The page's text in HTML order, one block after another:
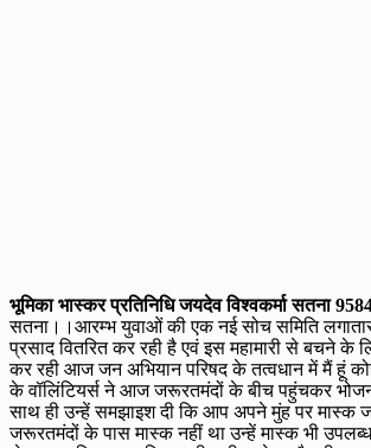
भूमिका भास्कर प्रतिनिधि जयदेव विश्वकर्मा सतना
सतना।।आरम्भ युवाओं की एक नई सोच समिति
प्रसाद वितरित कर रही है एवं इस महामारी से बचने के
कर रही आज जन अभियान परिषद के तत्वधान में मैं हूं
के वॉलिंटियर्स ने आज जरूरतमंदों के बीच पहुंचकर भोजन
साथ ही उन्हें समझाइश दी कि आप अपने मुंह पर मास्क
जरूरतमंदों के पास मास्क नहीं था उन्हें मास्क भी